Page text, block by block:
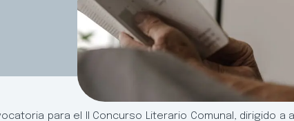
para el II Concurso Literario Comunal, dirigido